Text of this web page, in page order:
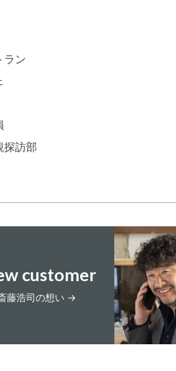
ラン
探訪部
customer
藤浩司の想い →